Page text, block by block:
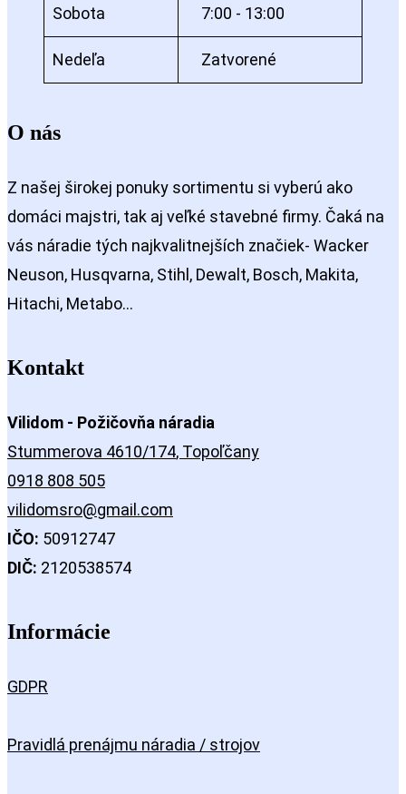
Sobota 7:00 - 13:00
Nedeľa Zatvorené
O nás
Z našej širokej ponuky sortimentu si vyberú ako
domáci majstri, tak aj veľké stavebné firmy. Čaká na
vás náradie tých najkvalitnejších značiek- Wacker
Neuson, Husqvarna, Stihl, Dewalt, Bosch, Makita,
Hitachi, Metabo…
Kontakt
Vilidom - Požičovňa náradia
Stummerova 4610/174, Topoľčany
0918 808 505
vilidomsro@gmail.com
IČO: 50912747
DIČ: 2120538574
Informácie
GDPR
Pravidlá prenájmu náradia / strojov